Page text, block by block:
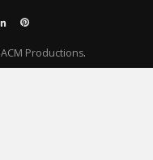
ACM Productions.